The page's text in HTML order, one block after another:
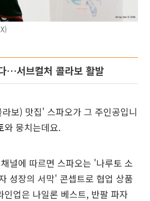
…서브컬처 콜라보 활발
보) 맛집' 스파오가 그 주인공입니
와 뭉치는데요.
널에 따르면 스파오는 '나루토 소
성장의 서막' 콘셉트로 협업 상품
인업은 나일론 베스트, 반팔 파자